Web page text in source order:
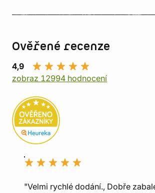
Ověřené recenze
4,9
zobraz 12994 hodnocení
"Velmi rychlé dodání., Dobře